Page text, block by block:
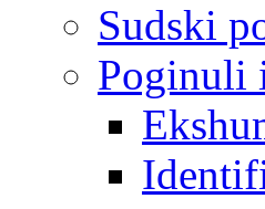
Sudski
Poginuli